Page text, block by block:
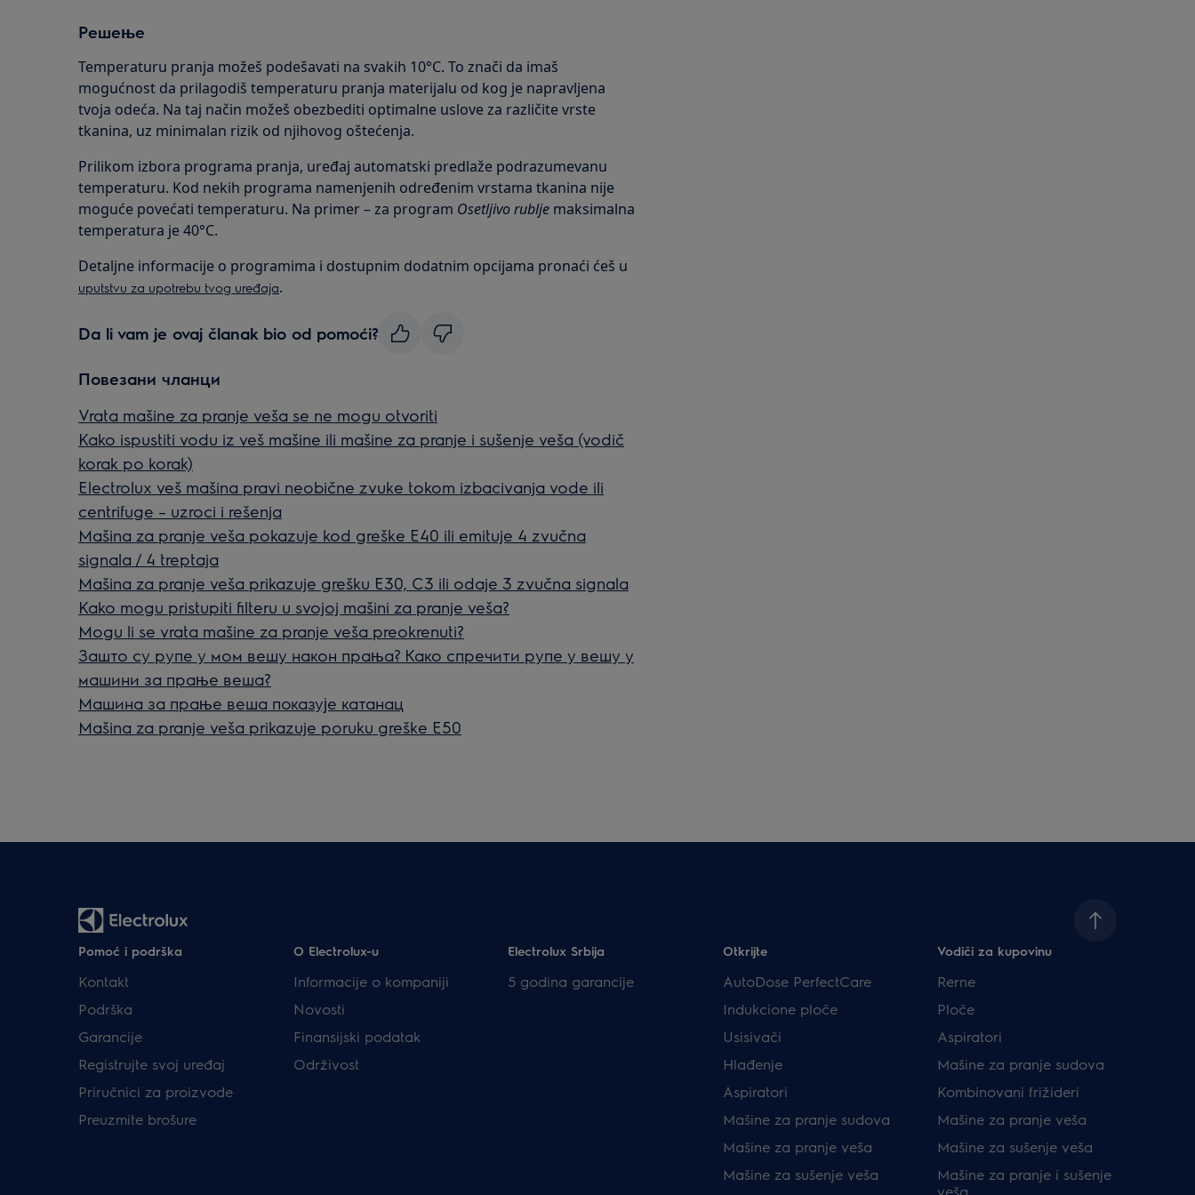
Решење
Temperaturu pranja možeš podešavati na svakih 10°C. To znači da imaš
mogućnost da prilagodiš temperaturu pranja materijalu od kog je napravljena
tvoja odeća. Na taj način možeš obezbediti optimalne uslove za različite vrste
tkanina, uz minimalan rizik od njihovog oštećenja.
Prilikom izbora programa pranja, uređaj automatski predlaže podrazumevanu
temperaturu. Kod nekih programa namenjenih određenim vrstama tkanina nije
moguće povećati temperaturu. Na primer – za program Osetljivo rublje maksimalna
temperatura je 40°C.
Detaljne informacije o programima i dostupnim dodatnim opcijama pronaći ćeš u
uputstvu za upotrebu tvog uređaja.
Da li vam je ovaj članak bio od pomoći?
Повезани чланци
Vrata mašine za pranje veša se ne mogu otvoriti
Kako ispustiti vodu iz veš mašine ili mašine za pranje i sušenje veša (vodič
korak po korak)
Electrolux veš mašina pravi neobične zvuke tokom izbacivanja vode ili
centrifuge – uzroci i rešenja
Mašina za pranje veša pokazuje kod greške E40 ili emituje 4 zvučna
signala / 4 treptaja
Mašina za pranje veša prikazuje grešku E30, C3 ili odaje 3 zvučna signala
Kako mogu pristupiti filteru u svojoj mašini za pranje veša?
Mogu li se vrata mašine za pranje veša preokrenuti?
Зашто су рупе у мом вешу након прања? Како спречити рупе у вешу у
машини за прање веша?
Машина за прање веша показује катанац
Mašina za pranje veša prikazuje poruku greške E50
Pomoć i podrška
Kontakt
Podrška
Garancije
Registrujte svoj uređaj
Priručnici za proizvode
Preuzmite brošure
O Electrolux-u
Informacije o kompaniji
Novosti
Finansijski podatak
Održivost
Electrolux Srbija
5 godina garancije
Otkrijte
AutoDose PerfectCare
Indukcione ploče
Usisivači
Hlađenje
Aspiratori
Mašine za pranje sudova
Mašine za pranje veša
Mašine za sušenje veša
Vodiči za kupovinu
Rerne
Ploče
Aspiratori
Mašine za pranje sudova
Kombinovani frižideri
Mašine za pranje veša
Mašine za sušenje veša
Mašine za pranje i sušenje
veša